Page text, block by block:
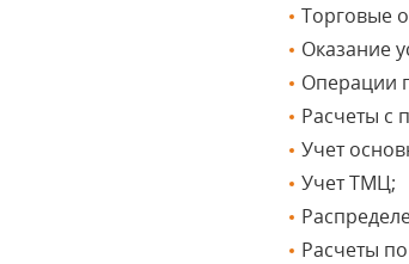
Торговые
Оказание
Операции
Расчеты с
Учет
Учет ТМЦ;
Расчеты